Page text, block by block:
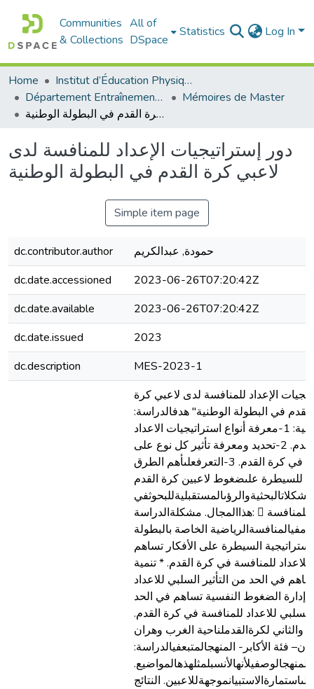
Communities
& Collections
All of
DSpace
Statistics Log In
Home
Institut d’Éducation Physique et Sportive
Département Entraînement Sportif (ES)
Mémoires de Master
دور إستراتيجيات الإعداد للمنافسة لدى لاعبي كرة القدم في البطولة الوطنية
دور إستراتيجيات الإعداد للمنافسة لدى
لاعبي كرة القدم في البطولة الوطنية
Simple item page
dc.contributor.author
حمودة, عبدالكريم
dc.date.accessioned
2023-06-26T07:20:42Z
dc.date.available
2023-06-26T07:20:42Z
dc.date.issued
2023
dc.description
MES-2023-1
الإعداد للمنافسة لدى لاعبي كرة
القدم في البطولة الوطنية" هدفالدراسة:
تلخصتأهدافدراستنافيالنقاطالتالية: 1-معرفة أنواع استراتيجيات الاعداد
للمنافسة خاصة في كرة القدم. 2-تحديد ومعرفة تأثير كل نوع على
مستوى اللاعب التنافسي في كرة القدم. 3-التعرفعلىأهم الطرق
للسيطرة علىضغوط لاعبين كرة القدم
هذاالمجال. مشكلةالدراسة:  هل تساهم استراتيجية الاعداد للمنافسة
الخاصة بالبطولة
السيطرة على الأفكار تساهم
للمنافسة في كرة القدم. * تنمية
في الحد من التأثير السلبي للاعداد
إدارة الضغوط النفسية تساهم في الحد
للاعداد للمنافسة في كرة القدم.
والثاني لكرةالقدملناحية الغرب وهران
فئة الأكابر- المنهجالمتبعفيالدراسة:
المنهجالوصفيلأنهالأنسبلمثلهذهالمواضيع.
النتائج